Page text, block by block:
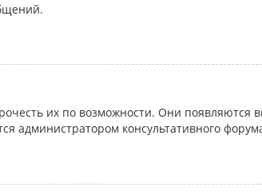
их по возможности. Они появляются
администратором консультативного